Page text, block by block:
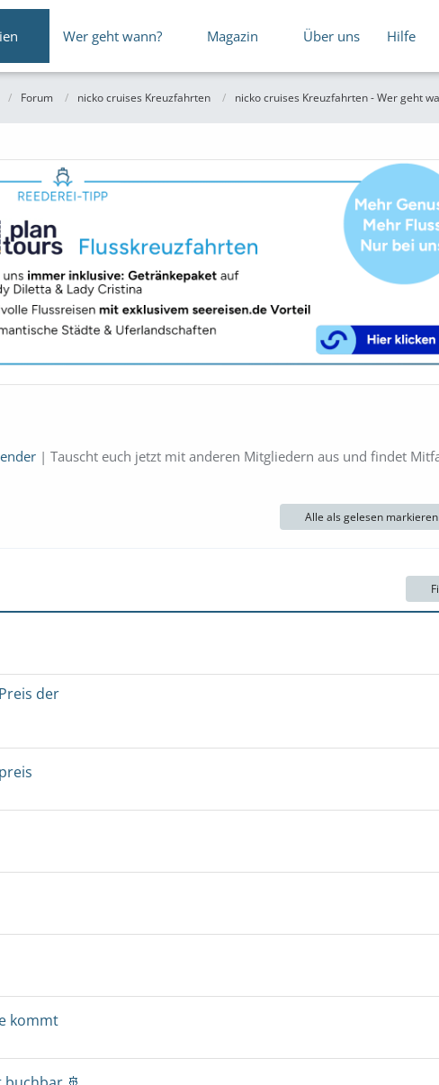
Wer geht wann? Magazin Über uns Hilfe
Forum nicko cruises Kreuzfahrten nicko cruises Kreuzfahrten - Wer geht
| Tauscht euch jetzt mit anderen Mitgliedern aus und findet
Alle als gelesen markieren
der
kommt